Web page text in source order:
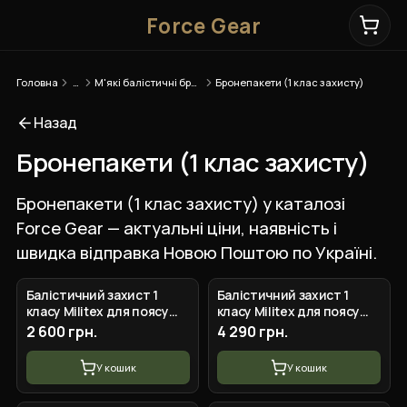
Force Gear
Головна М'які балістичні бронепакети Бронепакети (1 клас захисту)
Назад
Бронепакети (1 клас захисту)
Бронепакети (1 клас захисту) у каталозі
Force Gear — актуальні ціни, наявність і
швидка відправка Новою Поштою по Україні.
Балістичний захист 1
класу Militex для поясу
РПС R-3 — S (84,6*17,7 см)
2 600 грн.
У кошик
Балістичний захист 1
класу Militex для поясу
РПС R-3 — L (102*20,6 см)
4 290 грн.
У кошик